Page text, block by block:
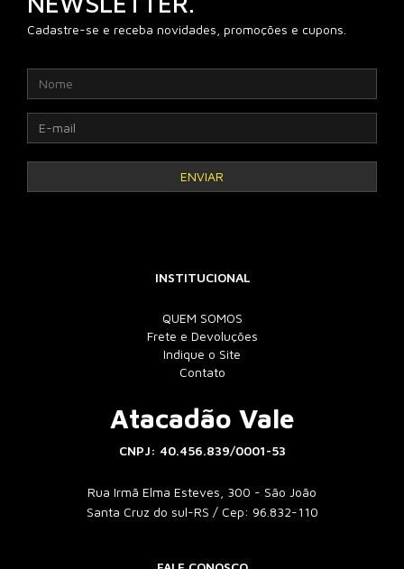
Cadastre-se e receba novidades, promoções e cupons.
INSTITUCIONAL
QUEM SOMOS
Frete e Devoluções
Indique o Site
Contato
Atacadão Vale
CNPJ: 40.456.839/0001-53
Rua Irmã Elma Esteves, 300 - São João
Santa Cruz do sul-RS / Cep: 96.832-110